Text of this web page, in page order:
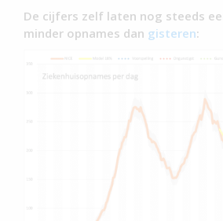
De cijfers zelf laten nog steeds
minder opnames dan gisteren: